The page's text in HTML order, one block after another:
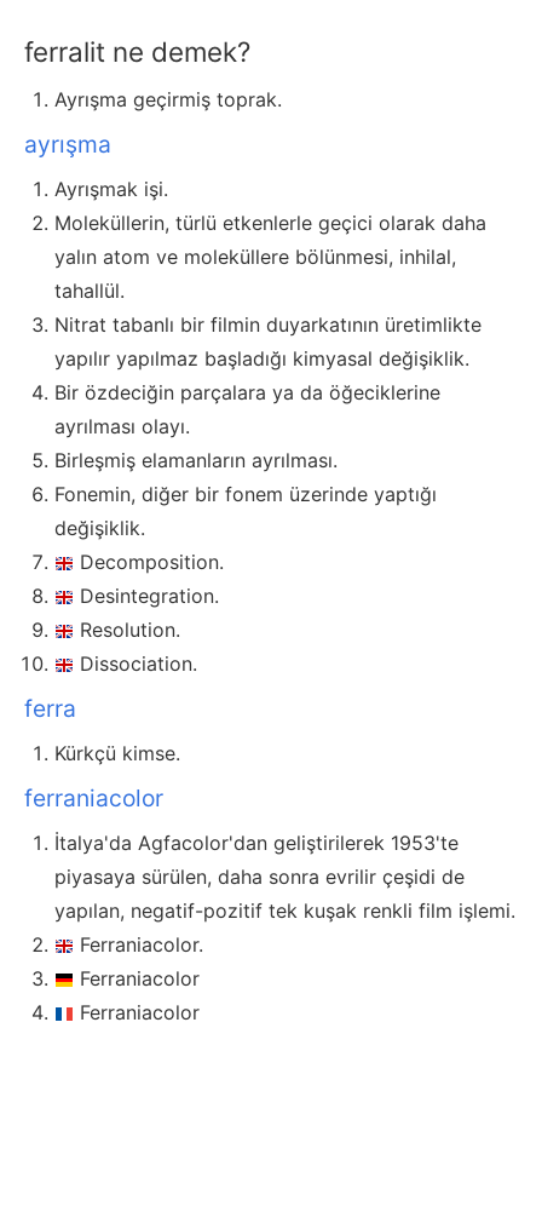
ferralit ne demek?
Ayrışma geçirmiş toprak.
ayrışma
Ayrışmak işi.
Moleküllerin, türlü etkenlerle geçici olarak daha
yalın atom ve moleküllere bölünmesi, inhilal,
tahallül.
Nitrat tabanlı bir filmin duyarkatının üretimlikte
yapılır yapılmaz başladığı kimyasal değişiklik.
Bir özdeciğin parçalara ya da öğeciklerine
ayrılması olayı.
Birleşmiş elamanların ayrılması.
Fonemin, diğer bir fonem üzerinde yaptığı
değişiklik.
Decomposition.
Desintegration.
Resolution.
Dissociation.
ferra
Kürkçü kimse.
ferraniacolor
İtalya'da Agfacolor'dan geliştirilerek 1953'te
piyasaya sürülen, daha sonra evrilir çeşidi de
yapılan, negatif-pozitif tek kuşak renkli film işlemi.
Ferraniacolor.
Ferraniacolor
Ferraniacolor